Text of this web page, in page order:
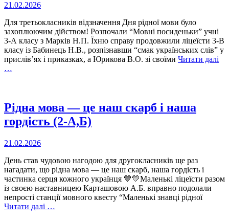
21.02.2026
Для третьокласників відзначення Дня рідної мови було
захоплюючим дійством! Розпочали “Мовні посиденьки” учні
3-А класу з Марків Н.П. Їхню справу продовжили ліцеїсти 3-В
класу із Бабинець Н.В., розпізнавши “смак українських слів” у
прислів’ях і приказках, а Юрикова В.О. зі своїми Читати далі
…
Рідна мова — це наш скарб і наша
гордість (2-А,Б)
21.02.2026
День став чудовою нагодою для другокласників ще раз
нагадати, що рідна мова — це наш скарб, наша гордість і
частинка серця кожного українця 💙💛Маленькі ліцеїсти разом
із своєю наставницею Карташовою А.Б. вправно подолали
непрості станції мовного квесту “Маленькі знавці рідної
Читати далі …